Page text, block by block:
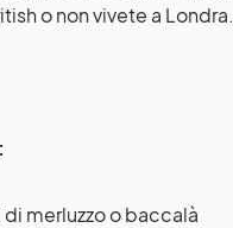
o non vivete a Londra.
merluzzo o baccalà